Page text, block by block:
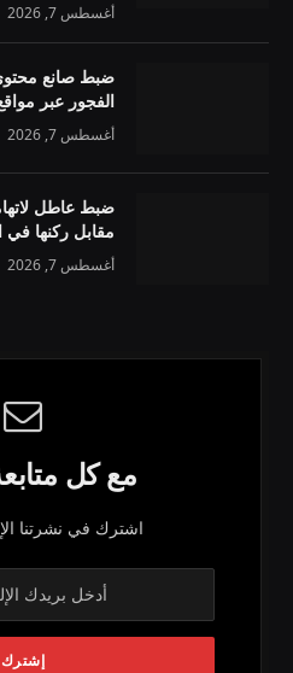
أغسطس 7, 2026
ضبط صانع محتوى
الفجور عبر
أغسطس 7, 2026
ضبط عاطل
مقابل ركنها في
أغسطس 7, 2026
مع كل
اشترك في نشرتنا